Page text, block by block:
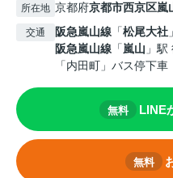
所在地 京都府京都市西京区嵐
交通 阪急嵐山線 「松尾大社
阪急嵐山線 「嵐山 」
「内田町」バス停下
無料 LINE
無料